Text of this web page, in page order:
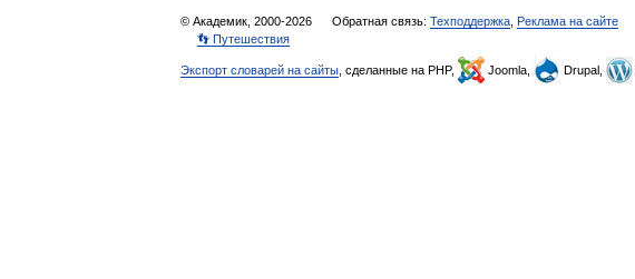
© Академик, 2000-2026 Обратная связь: Техподдержка Реклама на сайте
👣 Путешествия
Экспорт словарей на сайты , сделанные на PHP, Joomla, Drupal,